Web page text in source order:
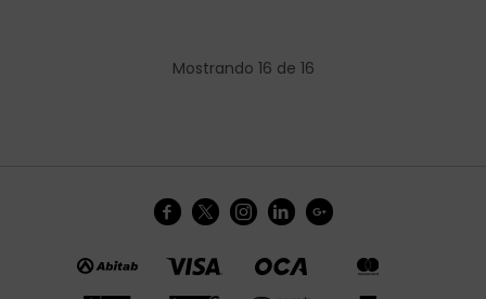
Mostrando 16 de 16
    